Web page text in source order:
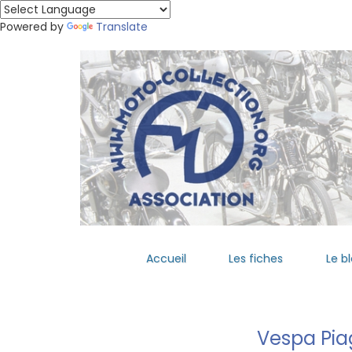
Powered by Translate
Accueil Les fiches Le
Vespa